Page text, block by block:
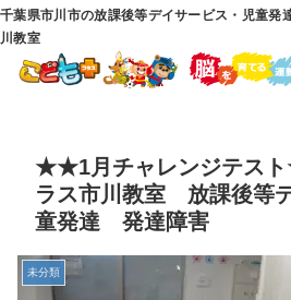
千葉県市川市の放課後等デイサービス・児童
川教室
★★1月チャレンジテス
ラス市川教室 放課後等
童発達 発達障害
未分類